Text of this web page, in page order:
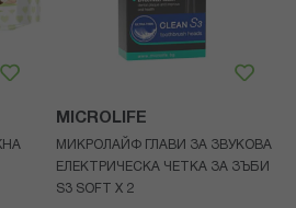
MICROLIFE
МИКРОЛАЙФ ГЛАВИ ЗА ЗВУКОВА
ЕЛЕКТРИЧЕСКА ЧЕТКА ЗА ЗЪБИ
S3 SOFT Х 2